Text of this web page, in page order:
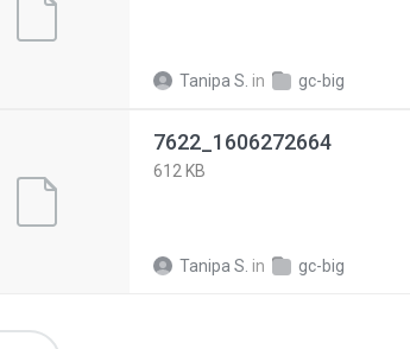
Tanipa S. in gc-big
7622_1606272664
612 KB
Tanipa S. in gc-big